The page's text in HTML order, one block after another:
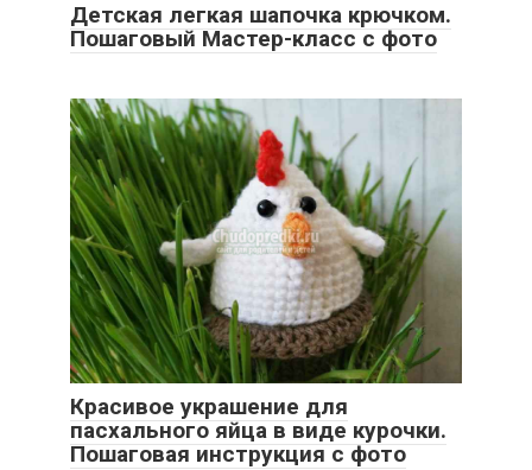
Детская легкая шапочка крючком.
Пошаговый Мастер-класс с фото
Красивое украшение для
пасхального яйца в виде курочки.
Пошаговая инструкция с фото